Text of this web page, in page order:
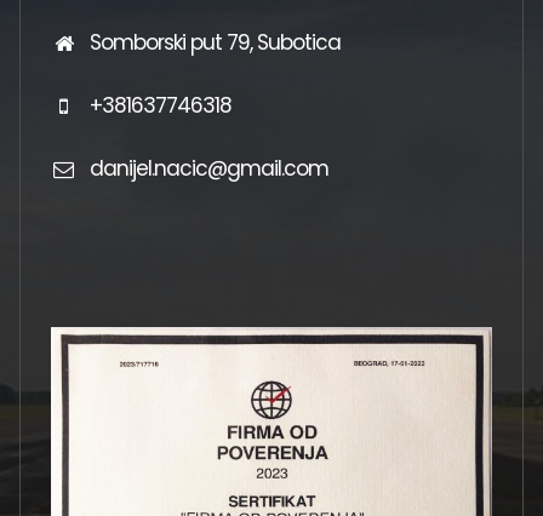
Somborski put 79, Subotica
+381637746318
danijel.nacic@gmail.com